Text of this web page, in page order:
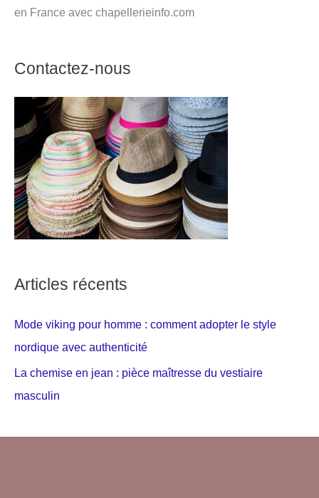
en France avec chapellerieinfo.com
Contactez-nous
Articles récents
Mode viking pour homme : comment adopter le style
nordique avec authenticité
La chemise en jean : pièce maîtresse du vestiaire
masculin